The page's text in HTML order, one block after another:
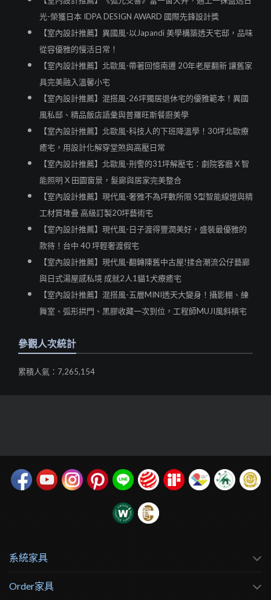
光-榮獲日本 IDPA DESIGN AWARD 國際先鋒設計獎
【室內設計推薦】異國風-以Japandi 美學構築透天宅邸，品味
從容優雅的慢活日常！
【室內設計推薦】北歐風-帶著回憶南遷 20年老屋翻新 讓舊家
具完美融入溫馨小宅
【室內設計推薦】混搭風-26坪獨居退休宅的優雅範本！異國
風私邸、精品飯店語彙與普羅旺斯餐廚美學
【室內設計推薦】北歐風-科技人的下班降溫學！30坪北歐療
癒宅，用設計化解穿堂煞與高壓日常
【室內設計推薦】北歐風-刑警的31坪解壓宅：劇院客廳 X 智
能照明 X 田園窗景，髮廊與居家完美整合
【室內設計推薦】現代風-奢雅不為坪數所限 S型智能線燈與精
工材質堆疊 高級訂製20坪藝術宅
【室內設計推薦】現代風-日子渡得豐潤美好，盛裝最優雅的
款待！台中 40 坪輕奢渡假宅
【室內設計推薦】現代風-翻轉陳舊中古屋!揉合潮流公仔藝廊
與日式湯屋感私境 成就2人1貓1犬療癒宅
【室內設計推薦】混搭風-五層MINI透天大變身！攝影棚、練
舞室、弧形拱門、黑膠收藏一次到位，工程師MUJI風斜槓宅
參觀人次統計
累積人氣：7,265,154
系統家具
Order家具